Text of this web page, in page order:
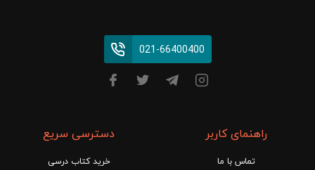
021-66400400
راهنمای کاربر
تماس با ما
دسترسی سریع
خرید کتاب درسی